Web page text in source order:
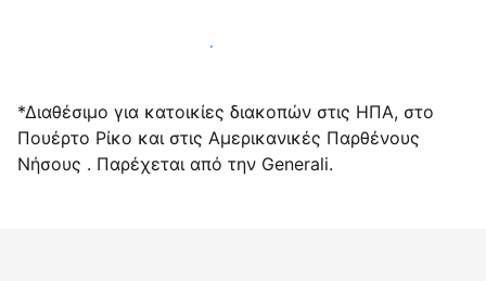
Υποδεχτείτε επισκέπτες μαζί μας σήμερα
*Διαθέσιμο για κατοικίες διακοπών στις ΗΠΑ, στο
Πουέρτο Ρίκο και στις Αμερικανικές Παρθένους
Νήσους . Παρέχεται από την Generali.